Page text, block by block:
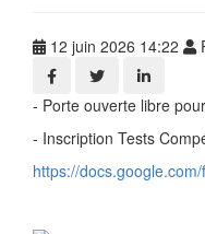
12 juin 2026 14:22
- Porte ouverte libre
- Inscription Tests
https://